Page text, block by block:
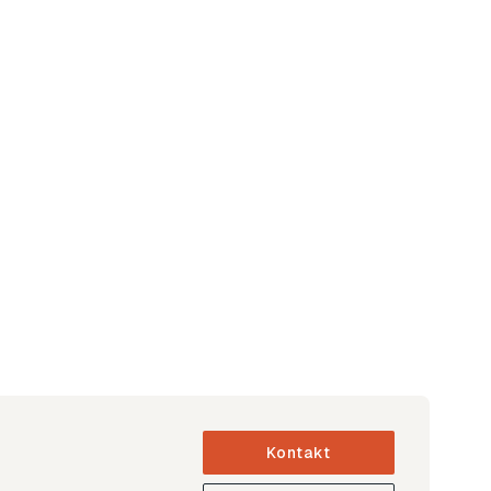
Kontakt